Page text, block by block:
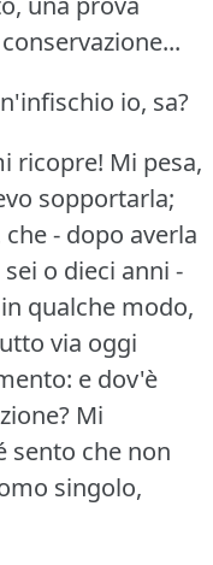
io, sa?
ricopre! Mi pesa,
sopportarla;
- dopo averla
o dieci anni -
qualche modo,
via oggi
e dov'è
Mi
sento che non
singolo,